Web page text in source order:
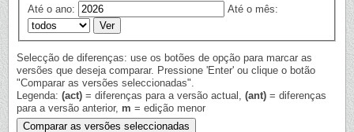
Até o ano:
Até o mês:
Selecção de diferenças: use os botões de opção para marcar as
versões que deseja comparar. Pressione 'Enter' ou clique o botão
"Comparar as versões seleccionadas".
Legenda: (act) = diferenças para a versão actual, (ant) = diferenças
para a versão anterior, m = edição menor